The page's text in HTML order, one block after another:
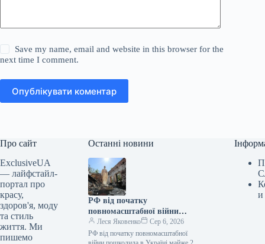
Save my name, email and website in this browser for the
next time I comment.
Опублікувати коментар
Про сайт
ExclusiveUA
— лайфстайл-
портал про
красу,
здоров'я, моду
та стиль
життя. Ми
пишемо
Останні новини
РФ від початку
повномасштабної війни
пошкодила в Україні майже 2
тисячі пам’яток
Леся Яковенко
Сер 6, 2026
РФ від початку повномасштабної
и